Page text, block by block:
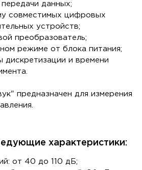
данных;
совместимых цифровых
устройств;
преобразователь;
режиме от блока питания;
дискретизации и времени
предназначен для измерения
характеристики:
от 40 до 110 дБ;